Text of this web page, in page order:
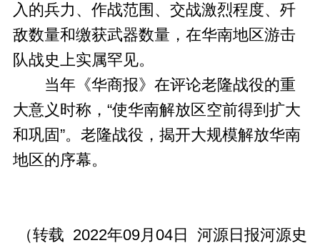
入的兵力、作战范围、交战激烈程度、歼
敌数量和缴获武器数量，在华南地区游击
队战史上实属罕见。
当年《华商报》在评论老隆战役的重
大意义时称，“使华南解放区空前得到扩大
和巩固”。老隆战役，揭开大规模解放华南
地区的序幕。
（转载 2022年09月04日 河源日报河源史